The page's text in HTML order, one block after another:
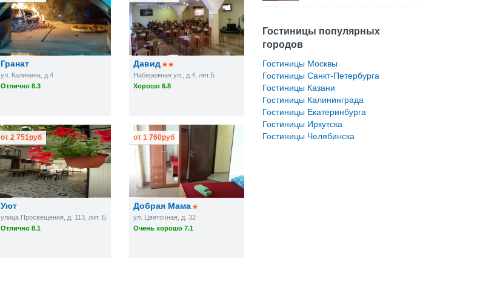
Гранат
ул. Калинина, д.4
Отлично 8.3
Давид
Набережная ул., д.4, лит.Б
Хорошо 6.8
Уют
улица Просвещения, д. 113, лит. Б
Отлично 8.1
от 2 751руб
Добрая Мама
ул. Цветочная, д. 32
Очень хорошо 7.1
от1 760руб
Гостиницы популярных
городов
Гостиницы Москвы
Гостиницы Санкт-Петербурга
Гостиницы Казани
Гостиницы Калининграда
Гостиницы Екатеринбурга
Гостиницы Иркутска
Гостиницы Челябинска